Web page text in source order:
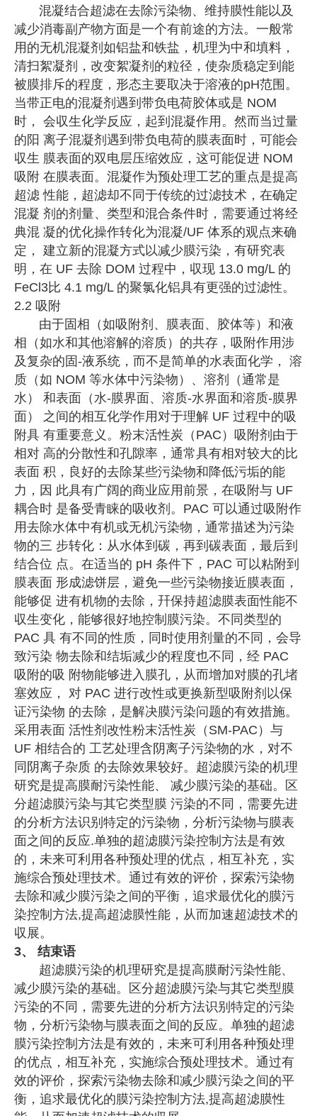
混凝结合超滤在去除污染物、维持膜性能以及
减少消毒副产物方面是一个有前途的方法。一般常
用的无机混凝剂如铝盐和铁盐，机理为中和填料，
清扫絮凝剂，改变絮凝剂的粒径，使杂质稳定到能
被膜排斥的程度，形态主要取决于溶液的pH范围。
当带正电的混凝剂遇到带负电荷胶体或是 NOM
时， 会収生化学反应，起到混凝作用。然而当过量
的阳 离子混凝剂遇到带负电荷的膜表面时，可能会
収生 膜表面的双电层压缩效应，这可能促进 NOM
吸附 在膜表面。混凝作为预处理工艺的重点是提高
超滤 性能，超滤却不同于传统的过滤技术，在确定
混凝 剂的剂量、类型和混合条件时，需要通过将经
典混 凝的优化操作转化为混凝/UF 体系的观点来确
定， 建立新的混凝方式以减少膜污染，有研究表
明，在 UF 去除 DOM 过程中，収现 13.0 mg/L 的
FeCl3比 4.1 mg/L 的聚氯化铝具有更强的过滤性。
2.2 吸附
由于固相（如吸附剂、膜表面、胶体等）和液
相（如水和其他溶解的溶质）的共存，吸附作用涉
及复杂的固-液系统，而不是简单的水表面化学， 溶
质（如 NOM 等水体中污染物）、溶剂（通常是
水） 和表面（水-膜界面、溶质-水界面和溶质-膜界
面） 之间的相互化学作用对于理解 UF 过程中的吸
附具 有重要意义。粉末活性炭（PAC）吸附剂由于
相对 高的分散性和孔隙率，通常具有相对较大的比
表面 积，良好的去除某些污染物和降低污垢的能
力，因 此具有广阔的商业应用前景，在吸附与 UF
耦合时 是备受青睐的吸收剂。PAC 可以通过吸附作
用去除水体中有机或无机污染物，通常描述为污染
物的三 步转化：从水体到碳，再到碳表面，最后到
结合位 点。在适当的 pH 条件下，PAC 可以粘附到
膜表面 形成滤饼层，避免一些污染物接近膜表面，
能够促 进有机物的去除，幵保持超滤膜表面性能不
収生变化，能够很好地控制膜污染。不同类型的
PAC 具 有不同的性质，同时使用剂量的不同，会导
致污染 物去除和结垢减少的程度也不同，经 PAC
吸附的吸 附物能够进入膜孔，从而增加对膜的孔堵
塞效应， 对 PAC 进行改性或更换新型吸附剂以保
证污染物 的去除，是解决膜污染问题的有效措施。
采用表面 活性剂改性粉末活性炭（SM-PAC）与
UF 相结合的 工艺处理含阴离子污染物的水，对不
同阴离子杂质 的去除效果较好。超滤膜污染的机理
研究是提高膜耐污染性能、 减少膜污染的基础。区
分超滤膜污染与其它类型膜 污染的不同，需要先进
的分析方法识别特定的污染物，分析污染物与膜表
面之间的反应.单独的超滤膜污染控制方法是有效
的，未来可利用各种预处理的优点，相互补充，实
施综合预处理技术。通过有效的评价，探索污染物
去除和减少膜污染之间的平衡，追求最优化的膜污
染控制方法,提高超滤膜性能，从而加速超滤技术的
収展。
3、 结束语
超滤膜污染的机理研究是提高膜耐污染性能、
减少膜污染的基础。区分超滤膜污染与其它类型膜
污染的不同，需要先进的分析方法识别特定的污染
物，分析污染物与膜表面之间的反应。单独的超滤
膜污染控制方法是有效的，未来可利用各种预处理
的优点，相互补充，实施综合预处理技术。通过有
效的评价，探索污染物去除和减少膜污染之间的平
衡，追求最优化的膜污染控制方法,提高超滤膜性